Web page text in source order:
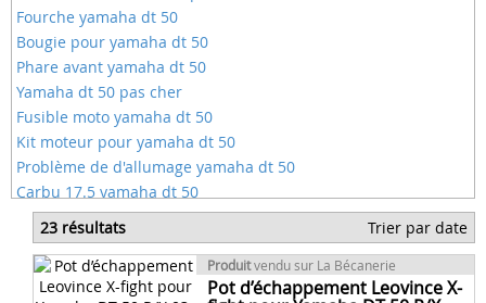
Fourche yamaha dt 50
Bougie pour yamaha dt 50
Phare avant yamaha dt 50
Yamaha dt 50 pas cher
Fusible moto yamaha dt 50
Kit moteur pour yamaha dt 50
Problème de d'allumage yamaha dt 50
Carbu 17.5 yamaha dt 50
Cdi chez yamaha 50 dt
Argus moto yamaha dt 50
Autocollant moto yamaha 50 dt
Pourquoi changer son pot d'echappement sur 50
23 résultats Trier par date
Produitvendu sur La Bécanerie
Pot d’échappement Leovince X-